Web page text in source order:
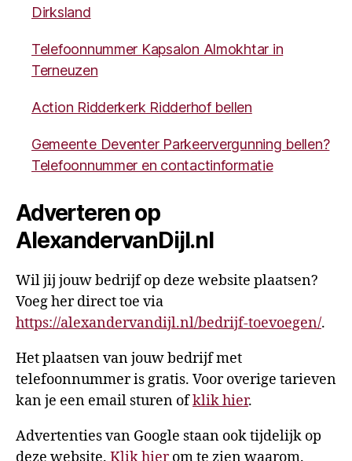
Dirksland
Telefoonnummer Kapsalon Almokhtar in
Terneuzen
Action Ridderkerk Ridderhof bellen
Gemeente Deventer Parkeervergunning bellen?
Telefoonnummer en contactinformatie
Adverteren op
AlexandervanDijl.nl
Wil jij jouw bedrijf op deze website plaatsen?
Voeg her direct toe via
https://alexandervandijl.nl/bedrijf-toevoegen/.
Het plaatsen van jouw bedrijf met
telefoonnummer is gratis. Voor overige tarieven
kan je een email sturen ofklik hier.
Advertenties van Google staan ook tijdelijk op